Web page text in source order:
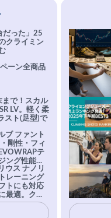
だった」25
クライミン
ーン全商品
で！スカル
LV。軽く柔
スト(足型)で
ブ ファント
剛性・フィ
テ
ング性能を
74はTRAX
ホールドに
ウス ナノリ
レーニング
トにも対応
最適。クラ
るギア。